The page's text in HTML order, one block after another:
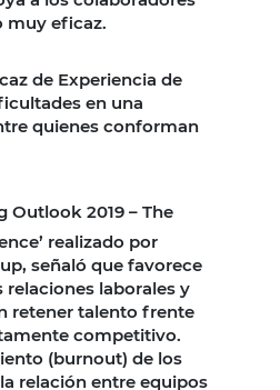
muy eficaz.
de Experiencia de
en una
quienes conforman
Outlook 2019 – The
realizado por
señaló que favorece
relaciones laborales y
retener talento frente
competitivo.
(burnout) de los
relación entre equipos